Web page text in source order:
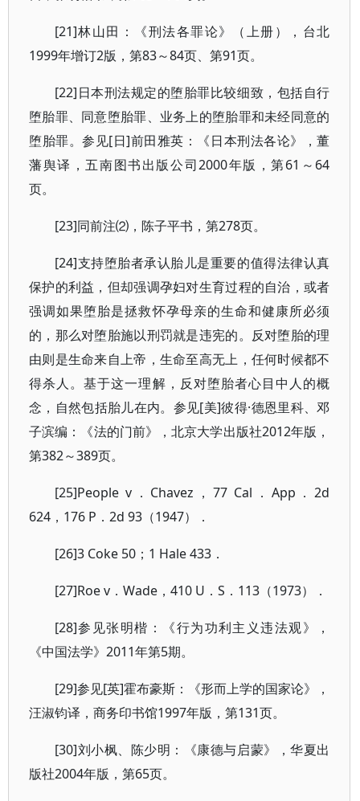
[21]林山田：《刑法各罪论》（上册），台北
1999年增订2版，第83～84页、第91页。
[22]日本刑法规定的堕胎罪比较细致，包括自行
堕胎罪、同意堕胎罪、业务上的堕胎罪和未经同意的
堕胎罪。参见[日]前田雅英：《日本刑法各论》，董
藩舆译，五南图书出版公司2000年版，第61～64
页。
[23]同前注⑵，陈子平书，第278页。
[24]支持堕胎者承认胎儿是重要的值得法律认真
保护的利益，但却强调孕妇对生育过程的自治，或者
强调如果堕胎是拯救怀孕母亲的生命和健康所必须
的，那么对堕胎施以刑罚就是违宪的。反对堕胎的理
由则是生命来自上帝，生命至高无上，任何时候都不
得杀人。基于这一理解，反对堕胎者心目中人的概
念，自然包括胎儿在内。参见[美]彼得·德恩里科、邓
子滨编：《法的门前》，北京大学出版社2012年版，
第382～389页。
[25]People v．Chavez，77 Cal．App．2d
624，176 P．2d 93（1947）．
[26]3 Coke 50；1 Hale 433．
[27]Roe v．Wade，410 U．S．113（1973）．
[28]参见张明楷：《行为功利主义违法观》，
《中国法学》2011年第5期。
[29]参见[英]霍布豪斯：《形而上学的国家论》，
汪淑钧译，商务印书馆1997年版，第131页。
[30]刘小枫、陈少明：《康德与启蒙》，华夏出
版社2004年版，第65页。